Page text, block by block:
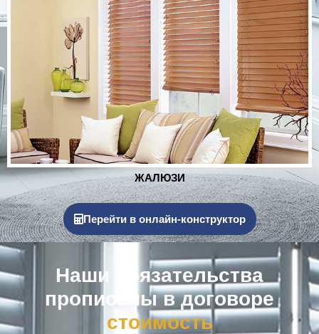
РОЛЬСТАВНИ
Перейти в онлайн-конструктор
Наши обязательства
прописаны в договоре
компенсаци